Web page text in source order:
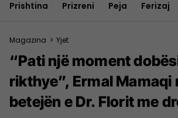
Prishtina Prizreni Peja Ferizaj
Magazina > Yjet
“Pati një moment
rikthye”, Ermal Mamaqi
betejën e Dr. Florit me